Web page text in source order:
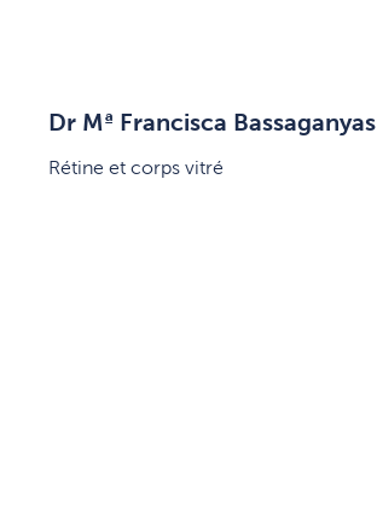
Dr Mª Francisca Bassaganyas
Rétine et corps vitré